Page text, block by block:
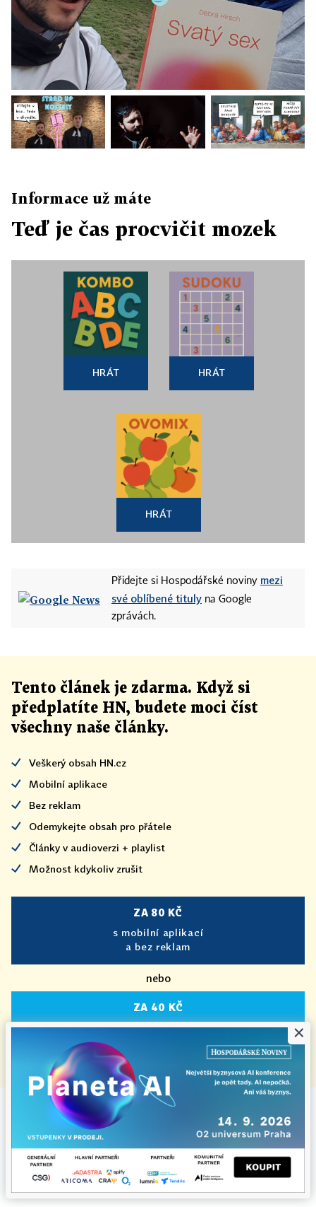
Informace už máte
Teď je čas procvičit mozek
HRÁT HRÁT
HRÁT
Přidejte si Hospodářské noviny mezi
své oblíbené tituly na Google
zprávách.
Tento článek je zdarma. Když si
předplatíte HN, budete moci číst
všechny naše články.
Veškerý obsah HN.cz
Mobilní aplikace
Bez reklam
Odemykejte obsah pro přátele
Články v audioverzi + playlist
Možnost kdykoliv zrušit
ZA 80 KČ
s mobilní aplikací
a bez reklam
nebo
ZA 40 KČ
bez mobilní aplikace
Předplatné HN+ je zcela bez reklam.
Vybíráme z HN
×